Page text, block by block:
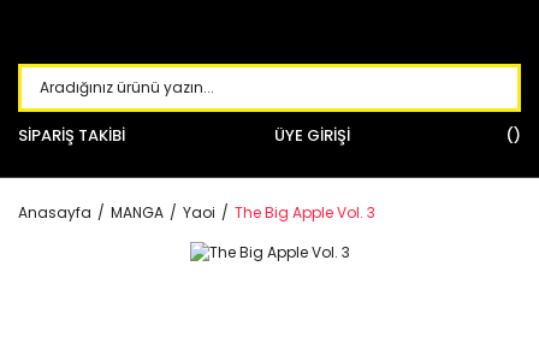
SİPARİŞ TAKİBİ ÜYE GİRİŞİ
Anasayfa MANGA Yaoi The Big Apple Vol. 3